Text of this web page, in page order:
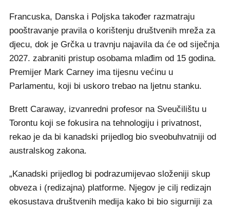
Francuska, Danska i Poljska također razmatraju
pooštravanje pravila o korištenju društvenih mreža za
djecu, dok je Grčka u travnju najavila da će od siječnja
2027. zabraniti pristup osobama mlađim od 15 godina.
Premijer Mark Carney ima tijesnu većinu u
Parlamentu, koji bi uskoro trebao na ljetnu stanku.
Brett Caraway, izvanredni profesor na Sveučilištu u
Torontu koji se fokusira na tehnologiju i privatnost,
rekao je da bi kanadski prijedlog bio sveobuhvatniji od
australskog zakona.
„Kanadski prijedlog bi podrazumijevao složeniji skup
obveza i (redizajna) platforme. Njegov je cilj redizajn
ekosustava društvenih medija kako bi bio sigurniji za